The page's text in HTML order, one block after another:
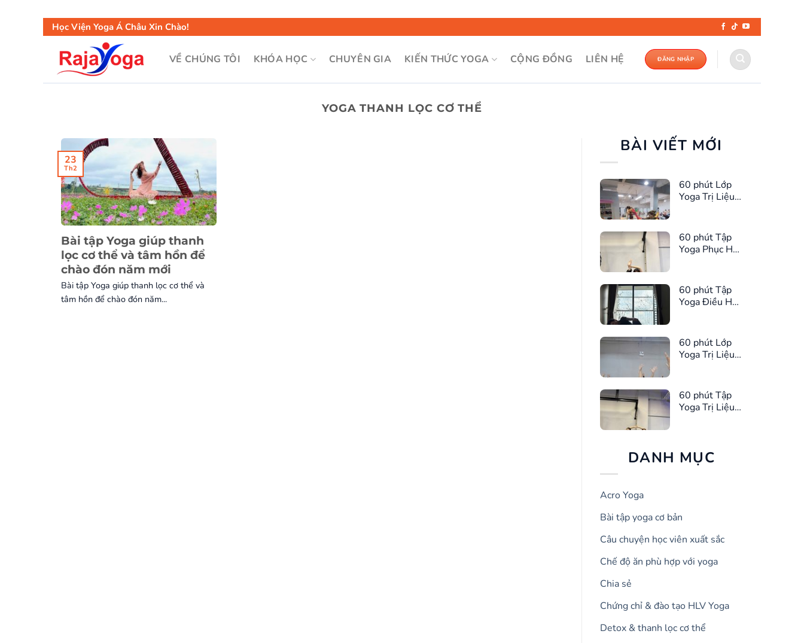
qua
nội
Học Viện Yoga Á Châu Xin Chào!
VỀ CHÚNG TÔI KHÓA HỌC CHUYÊN GIA KIẾN THỨC YOGA CỘNG ĐỒNG LIÊN HỆ ĐĂNG NHẬP
YOGA THANH LỌC CƠ THỂ
Bài tập Yoga giúp thanh
lọc cơ thể và tâm hồn để
chào đón năm mới
Bài tập Yoga giúp thanh lọc cơ thể và
tâm hồn để chào đón năm...
23
Th2
BÀI VIẾT MỚI
60 phút Lớp
Yoga Trị Liệu
60 phút Tập
Yoga Phục Hồi
60 phút Tập
Yoga Điều Hòa
60 phút Lớp
Yoga Trị Liệu
60 phút Tập
Yoga Trị Liệu
DANH MỤC
Acro Yoga
Bài tập yoga cơ bản
Câu chuyện học viên xuất sắc
Chế độ ăn phù hợp với yoga
Chia sẻ
Chứng chỉ & đào tạo HLV Yoga
Detox & thanh lọc cơ thể